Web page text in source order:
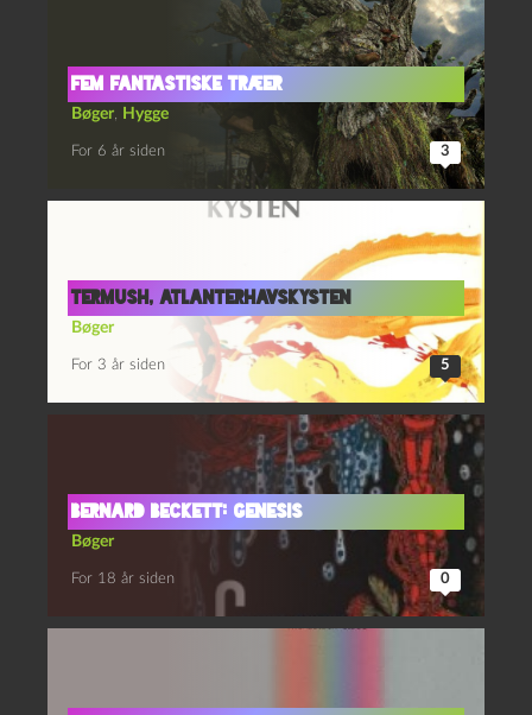
Fem fantastiske træer
Bøger, Hygge
For 6 år siden 3
Termush, Atlanterhavskysten
Bøger
For 3 år siden 5
Bernard Beckett: Genesis
Bøger
For 18 år siden 0